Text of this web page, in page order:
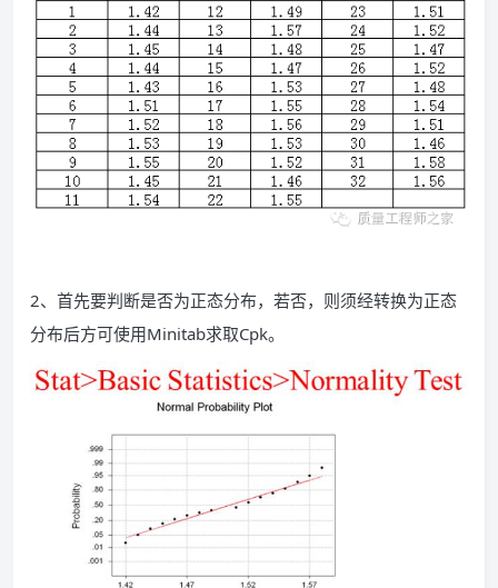
2、首先要判断是否为正态分布，若否，则须经转换为正态
分布后方可使用Minitab求取Cpk。